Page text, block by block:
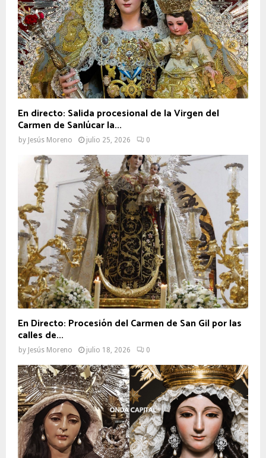
En directo: Salida procesional de la Virgen del
Carmen de Sanlúcar la...
by Jesús Moreno julio 25, 2026 0
En Directo: Procesión del Carmen de San Gil por las
calles de...
by Jesús Moreno julio 18, 2026 0